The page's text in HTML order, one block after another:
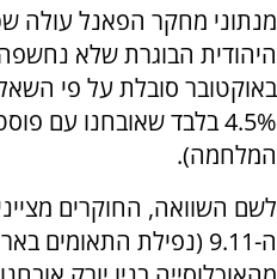
באוקטובר סובלת על פי
4.5% בלבד שאובחנו עם
המלחמה).
לשם השוואה, החוקרים